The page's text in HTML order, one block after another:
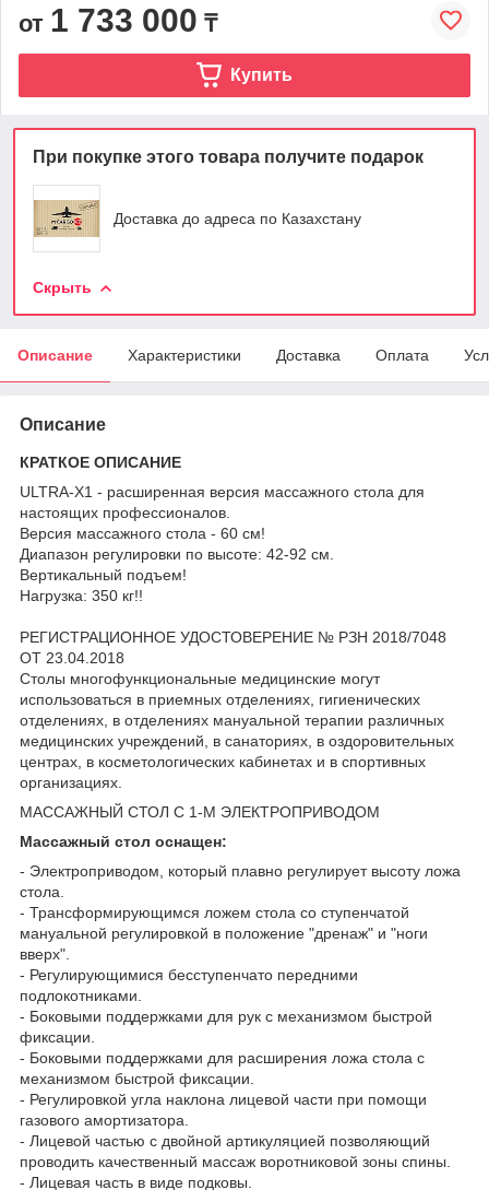
от 1 733 000 ₸
Купить
При покупке этого товара получите подарок
Доставка до адреса по Казахстану
Скрыть
Описание Характеристики Доставка Оплата
Описание
КРАТКОЕ ОПИСАНИЕ
ULTRA-X1 - расширенная версия массажного стола для
настоящих профессионалов.
Версия массажного стола - 60 см!
Диапазон регулировки по высоте: 42-92 см.
Вертикальный подъем!
Нагрузка: 350 кг!!
РЕГИСТРАЦИОННОЕ УДОСТОВЕРЕНИЕ № РЗН 2018/7048
ОТ 23.04.2018
Столы многофункциональные медицинские могут
использоваться в приемных отделениях, гигиенических
отделениях, в отделениях мануальной терапии различных
медицинских учреждений, в санаториях, в оздоровительных
центрах, в косметологических кабинетах и в спортивных
организациях.
МАССАЖНЫЙ СТОЛ С 1-М ЭЛЕКТРОПРИВОДОМ
Массажный стол оснащен:
- Электроприводом, который плавно регулирует высоту ложа
стола.
- Трансформирующимся ложем стола со ступенчатой
мануальной регулировкой в положение "дренаж" и "ноги
вверх".
- Регулирующимися бесступенчато передними
подлокотниками.
- Боковыми поддержками для рук с механизмом быстрой
фиксации.
- Боковыми поддержками для расширения ложа стола с
механизмом быстрой фиксации.
- Регулировкой угла наклона лицевой части при помощи
газового амортизатора.
- Лицевой частью с двойной артикуляцией позволяющий
проводить качественный массаж воротниковой зоны спины.
- Лицевая часть в виде подковы.